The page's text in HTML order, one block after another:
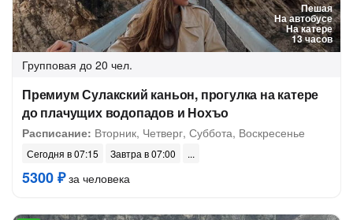
Пешая
На автобусе
На катере
13 часов
Групповая до 20 чел.
Премиум Сулакский каньон, прогулка на катере
до плачущих водопадов и Нохъо
Расписание: Вторник, Четверг, Суббота, Воскресенье
Сегодня в 07:15 Завтра в 07:00
5300 ₽за человека